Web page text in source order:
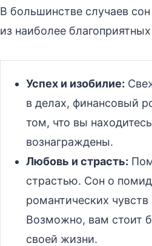
В большинстве случаев
из наиболее
Успех и изобилие:
в делах, финансовый
том, что вы
вознаграждены.
Любовь и страсть:
страстью. Сон о
романтических
Возможно, вам стоит
своей жизни.